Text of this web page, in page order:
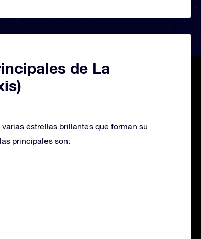
de La
estrellas brillantes que forman su
principales son: